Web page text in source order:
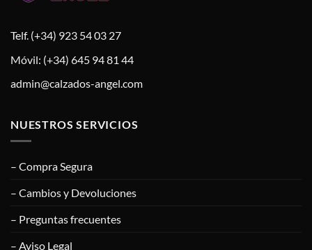
Telf. (+34) 923 54 03 27
Móvil: (+34) 645 94 81 44
admin@calzados-angel.com
NUESTROS SERVICIOS
– Compra Segura
– Cambios y Devoluciones
– Preguntas frecuentes
– Aviso Legal